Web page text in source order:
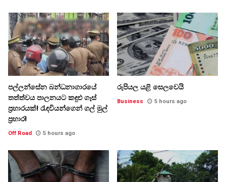
පල්ලන්සේන බන්ධනාගාරයේ
තත්ත්වය පාලනයට කඳුළු ගෑස්
ප්‍රහාරයක්! රැඳවියන්ගෙන් ගල් මුල්
ප්‍රහාර!
Off Road 5 hours ago
රුපියල යළි සෙලවෙයි
Business 5 hours ago